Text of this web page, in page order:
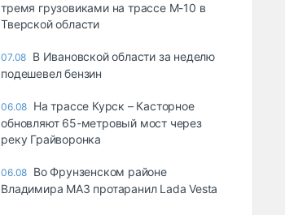
тремя грузовиками на трассе М-10 в
Тверской области
07.08 В Ивановской области за неделю
подешевел бензин
06.08 На трассе Курск – Касторное
обновляют 65-метровый мост через
реку Грайворонка
06.08 Во Фрунзенском районе
Владимира МАЗ протаранил Lada Vesta